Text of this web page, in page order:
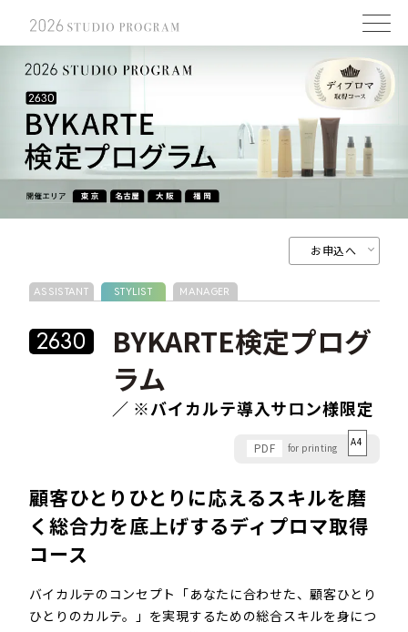
お申込へ
ASSISTANT STYLIST MANAGER
2630
BYKARTE検定プログ
ラム
／ ※バイカルテ導入サロン様限定
PDF for printing A4
顧客ひとりひとりに応えるスキルを磨
く総合力を底上げするディプロマ取得
コース
バイカルテのコンセプト「あなたに合わせた、顧客ひとり
ひとりのカルテ。」を実現するための総合スキルを身につ